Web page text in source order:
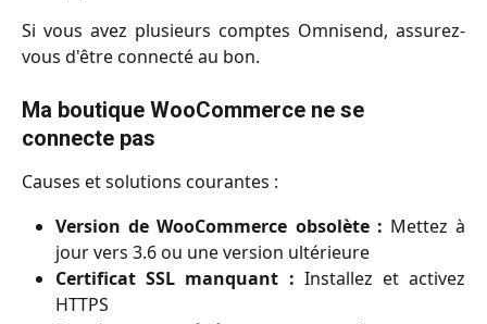
Si vous avez plusieurs comptes Omnisend, assurez-
vous d'être connecté au bon.
Ma boutique WooCommerce ne se
connecte pas
Causes et solutions courantes :
Version de WooCommerce obsolète : Mettez à
jour vers 3.6 ou une version ultérieure
Certificat SSL manquant : Installez et activez
HTTPS